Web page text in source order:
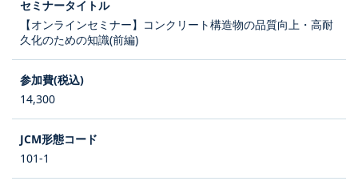
【オンラインセミナー】コンクリート構造物の品質向上・高耐
久化のための知識(前編)
14,300
101-1